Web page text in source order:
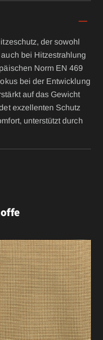
der sowohl
bei Hitzestrahlung
Norm EN 469
bei der Entwicklung
auf das Gewicht
exzellenten Schutz
unterstützt durch